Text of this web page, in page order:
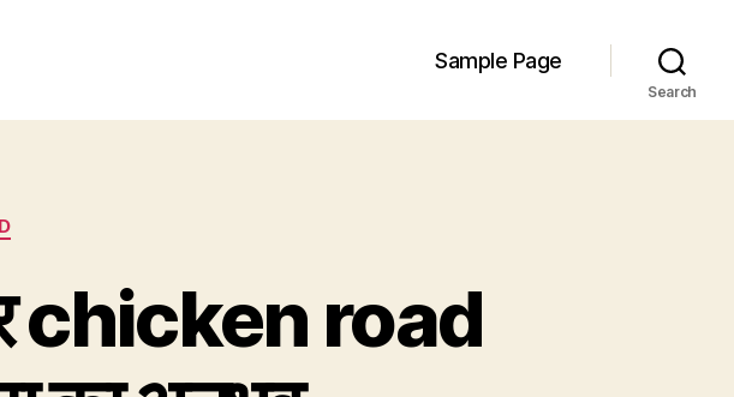
Sample Page
Search
chicken road